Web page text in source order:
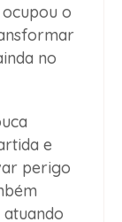
o
no
e
perigo